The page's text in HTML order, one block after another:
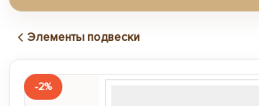
Элементы подвески
-2%